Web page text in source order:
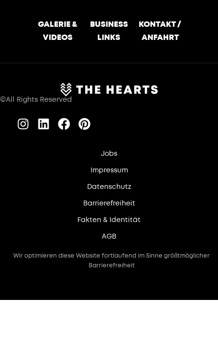
GALERIE &
VIDEOS
BUSINESS
LINKS
KONTAKT /
ANFAHRT
©All Rights Reserved
Jobs
Impressum
Datenschutz
Barrierefreiheit
Fakten & Identität
AGB
Wir optimieren diese Website fortlaufend im Sinne größtmöglicher
Barrierefreiheit